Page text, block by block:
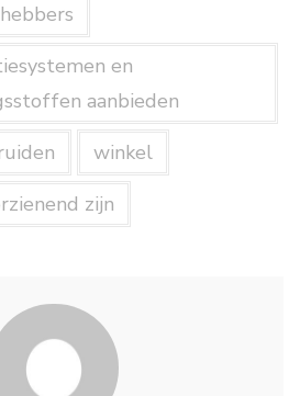
en
aanbieden
winkel
zijn